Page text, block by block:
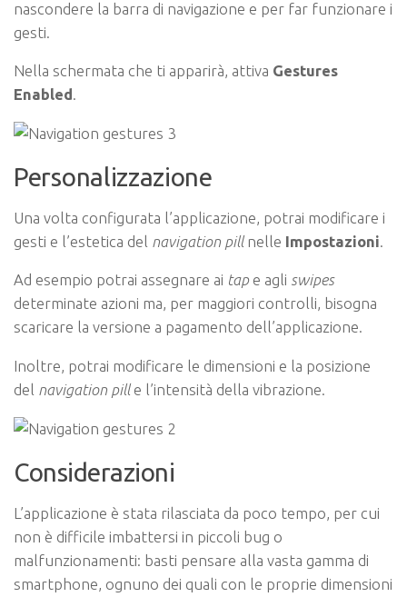
nascondere la barra di navigazione e per far funzionare i
gesti.
Nella schermata che ti apparirà, attiva Gestures
Enabled.
Personalizzazione
Una volta configurata l’applicazione, potrai modificare i
gesti e l’estetica del navigation pillnelle Impostazioni
Ad esempio potrai assegnare ai tap e agli swipes
determinate azioni ma, per maggiori controlli, bisogna
scaricare la versione a pagamento dell’applicazione.
Inoltre, potrai modificare le dimensioni e la posizione
del navigation pille l’intensità della vibrazione.
Considerazioni
L’applicazione è stata rilasciata da poco tempo, per cui
non è difficile imbattersi in piccoli bug o
malfunzionamenti: basti pensare alla vasta gamma di
smartphone, ognuno dei quali con le proprie dimensioni